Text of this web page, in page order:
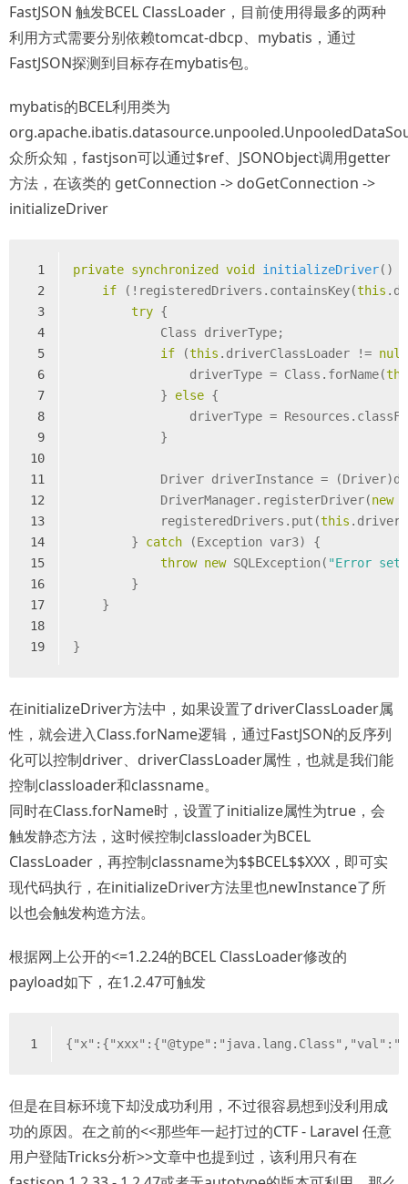
FastJSON 触发BCEL ClassLoader，目前使用得最多的两种
利用方式需要分别依赖tomcat-dbcp、mybatis，通过
FastJSON探测到目标存在mybatis包。
mybatis的BCEL利用类为
众所众知，fastjson可以通过$ref、JSONObject调用getter
方法，在该类的 getConnection -> doGetConnection ->
initializeDriver
1
2
3
4
5
6
7
8
9
10
11
12
13
14
15
16
17
18
19
private synchronized void initializeDriver()
if (!registeredDrivers.containsKey(this
try {
            Class driverType;
if (this .driverClassLoader != null
                driverType = Class.forName(
            }
else {
driverType =
            }
Driver driverInstance =
            DriverManager.registerDriver(
new
            registeredDrivers.put(
this
        }
catch (Exception var3) {
throw new SQLException( "Error
        }
    }
}
在initializeDriver方法中，如果设置了driverClassLoader属
性，就会进入Class.forName逻辑，通过FastJSON的反序列
化可以控制driver、driverClassLoader属性，也就是我们能
控制classloader和classname。
同时在Class.forName时，设置了initialize属性为true，会
触发静态方法，这时候控制classloader为BCEL
ClassLoader，再控制classname为$$BCEL$$XXX，即可实
现代码执行，在initializeDriver方法里也newInstance了所
以也会触发构造方法。
根据网上公开的<=1.2.24的BCEL ClassLoader修改的
payload如下，在1.2.47可触发
1
但是在目标环境下却没成功利用，不过很容易想到没利用成
功的原因。在之前的<<那些年一起打过的CTF - Laravel 任意
用户登陆Tricks分析>>文章中也提到过，该利用只有在